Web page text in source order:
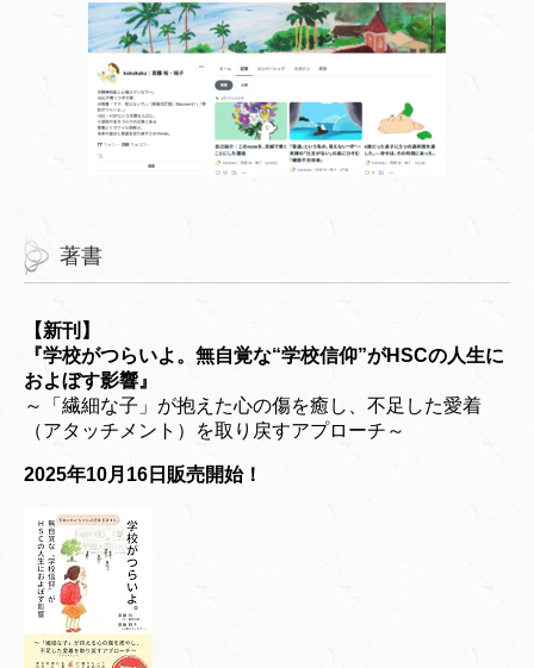
著書
【新刊】
『学校がつらいよ。無自覚な“学校信仰”がHSCの人生に
およぼす影響』
～「繊細な子」が抱えた心の傷を癒し、不足した愛着
（アタッチメント）を取り戻すアプローチ～
2025年10月16日販売開始！